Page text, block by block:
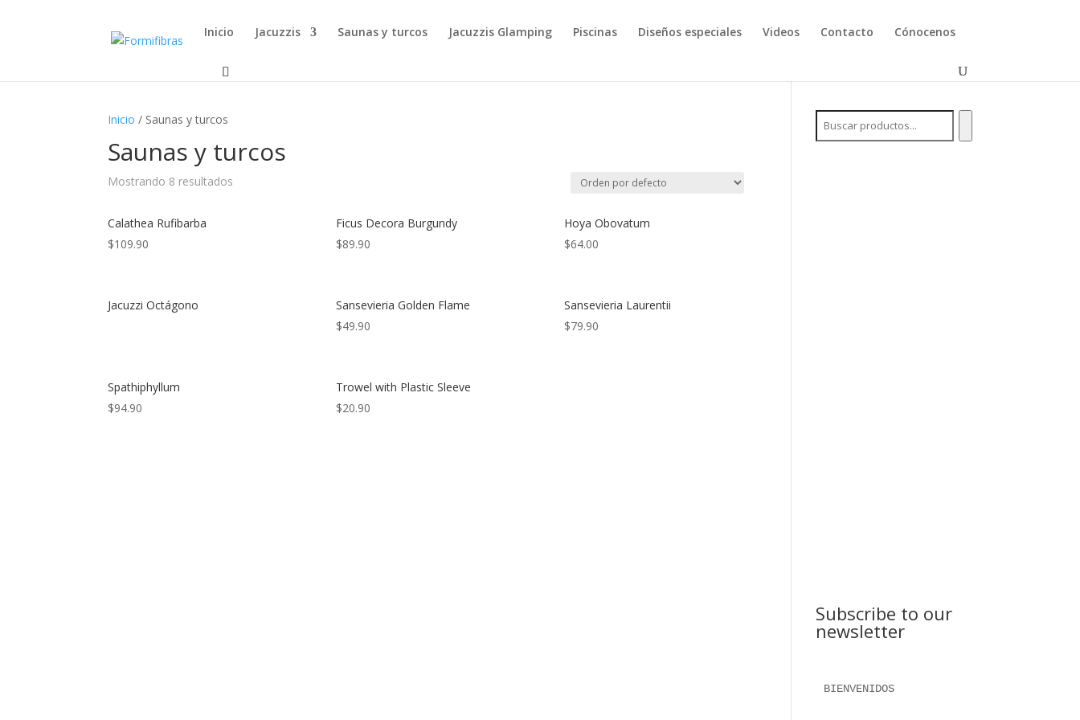
Inicio Jacuzzis Saunas y turcos Jacuzzis Glamping Piscinas Diseños especiales Videos Contacto Cónocenos
Inicio / Saunas y turcos
Saunas y turcos
Mostrando 8 resultados
Calathea Rufibarba
$109.90
Ficus Decora Burgundy
$89.90
Hoya Obovatum
$64.00
Jacuzzi Octágono
Sansevieria Golden Flame
$49.90
Sansevieria Laurentii
$79.90
Spathiphyllum
$94.90
Trowel with Plastic Sleeve
$20.90
Subscribe to our
newsletter
BIENVENIDOS